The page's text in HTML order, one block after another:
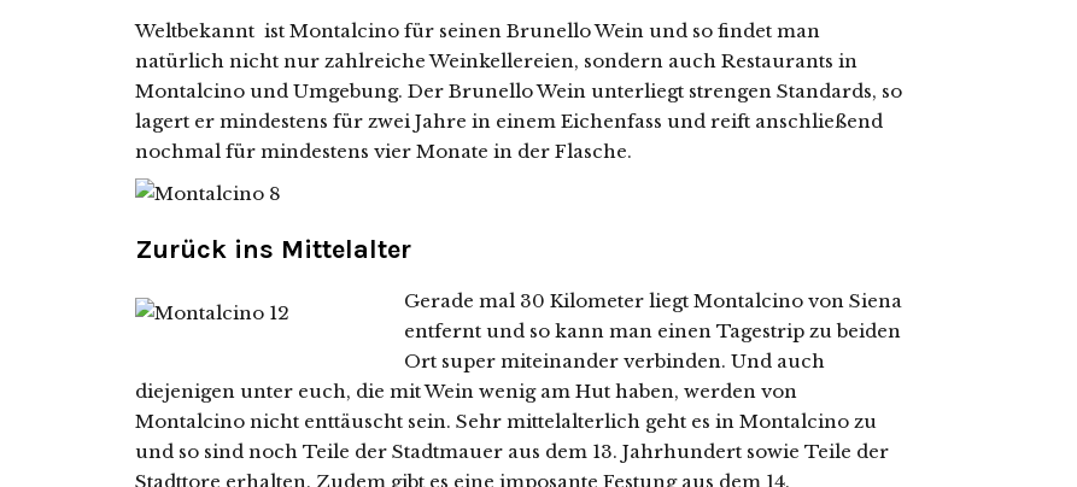
Weltbekannt ist Montalcino für seinen Brunello Wein und so findet man
natürlich nicht nur zahlreiche Weinkellereien, sondern auch Restaurants in
Montalcino und Umgebung. Der Brunello Wein unterliegt strengen Standards, so
lagert er mindestens für zwei Jahre in einem Eichenfass und reift anschließend
nochmal für mindestens vier Monate in der Flasche.
Zurück ins Mittelalter
Gerade mal 30 Kilometer liegt Montalcino von Siena
entfernt und so kann man einen Tagestrip zu beiden
Ort super miteinander verbinden. Und auch
diejenigen unter euch, die mit Wein wenig am Hut haben, werden von
Montalcino nicht enttäuscht sein. Sehr mittelalterlich geht es in Montalcino zu
und so sind noch Teile der Stadtmauer aus dem 13. Jahrhundert sowie Teile der
Stadttore erhalten. Zudem gibt es eine imposante Festung aus dem 14.